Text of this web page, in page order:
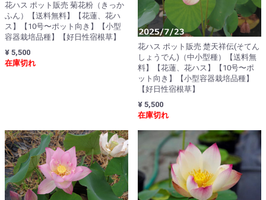
花ハス ポット販売 菊花粉（きっか
ふん）【送料無料】【花蓮、花ハ
ス】【10号〜ポット向き】【小型
容器栽培品種】【好日性宿根草】
¥ 5,500
在庫切れ
花ハス ポット販売 楚天祥伝(そてん
しょうでん)（中小型種）【送料無
料】【花蓮、花ハス】【10号〜ポ
ット向き】【小型容器栽培品種】
【好日性宿根草】
¥ 5,500
在庫切れ